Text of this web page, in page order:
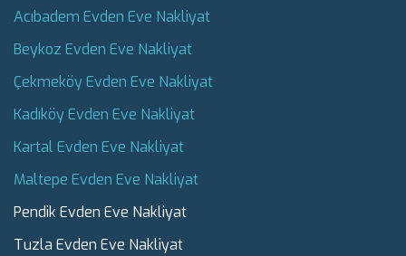
Acıbadem Evden Eve Nakliyat
Beykoz Evden Eve Nakliyat
Çekmeköy Evden Eve Nakliyat
Kadıköy Evden Eve Nakliyat
Kartal Evden Eve Nakliyat
Maltepe Evden Eve Nakliyat
Pendik Evden Eve Nakliyat
Tuzla Evden Eve Nakliyat